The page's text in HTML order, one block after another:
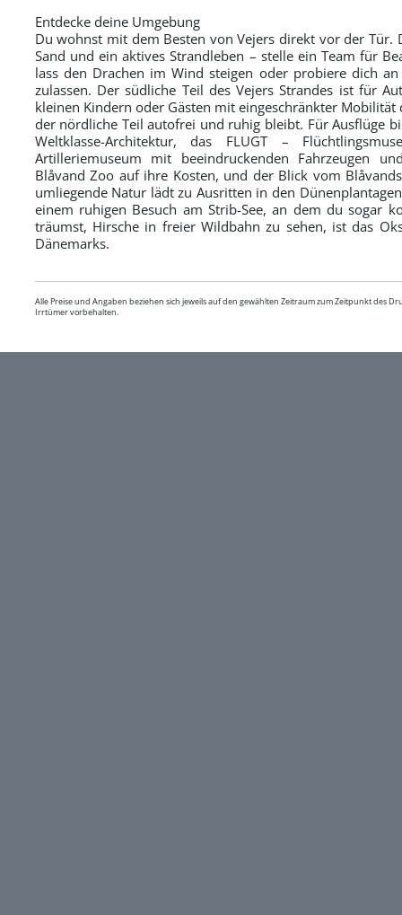
Entdecke deine Umgebung
Du wohnst mit dem Besten von Vejers direkt vor der Tür.
Sand und ein aktives Strandleben – stelle ein Team für
lass den Drachen im Wind steigen oder probiere dich
zulassen. Der südliche Teil des Vejers Strandes ist für
kleinen Kindern oder Gästen mit eingeschränkter
der nördliche Teil autofrei und ruhig bleibt. Für Ausflüge
Weltklasse-Architektur, das FLUGT –
Artilleriemuseum mit beeindruckenden Fahrzeugen
Blåvand Zoo auf ihre Kosten, und der Blick vom
umliegende Natur lädt zu Ausritten in den
einem ruhigen Besuch am Strib-See, an dem du sogar
träumst, Hirsche in freier Wildbahn zu sehen, ist das
Dänemarks.
Alle Preise und Angaben beziehen sich jeweils auf den gewählten Zeitraum zum Zeitpunkt des
Irrtümer vorbehalten.